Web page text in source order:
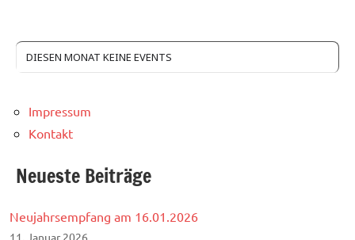
DIESEN MONAT KEINE EVENTS
Impressum
Kontakt
Neueste Beiträge
Neujahrsempfang am 16.01.2026
11. Januar 2026